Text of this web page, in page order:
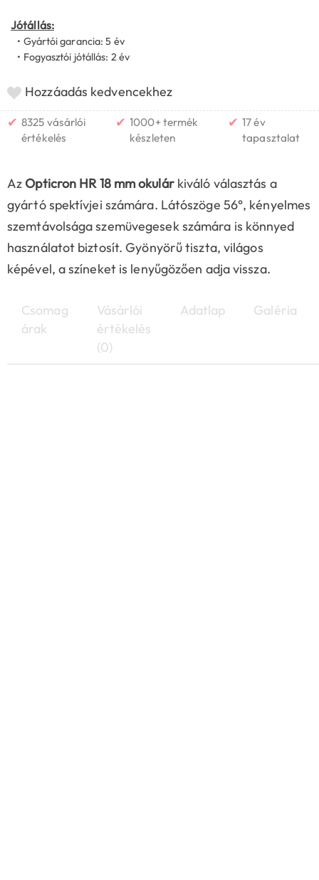
Jótállás:
• Gyártói garancia: 5 év
• Fogyasztói jótállás: 2 év
Hozzáadás kedvencekhez
✔ 8325 vásárlói
értékelés
✔ 1000+ termék
készleten
✔ 17 év
tapasztalat
AzOpticron HR 18 mm okulárkiváló választás a
gyártó spektívjei számára. Látószöge 56°, kényelmes
szemtávolsága szemüvegesek számára is könnyed
használatot biztosít. Gyönyörű tiszta, világos
képével, a színeket is lenyűgözően adja vissza.
Csomag
árak
Vásárlói
értékelés
(0)
Adatlap Galéria